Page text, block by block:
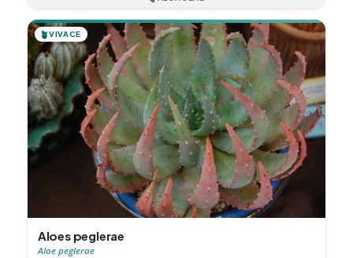
🪴VIVACE
Aloes peglerae
Aloe peglerae